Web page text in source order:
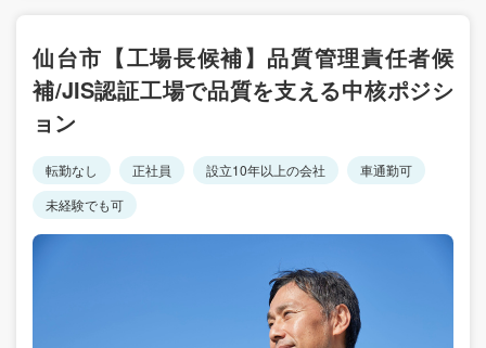
仙台市【工場長候補】品質管理責任者候
補/JIS認証工場で品質を支える中核ポジシ
ョン
転勤なし 正社員 設立10年以上の会社
車通勤可
未経験でも可